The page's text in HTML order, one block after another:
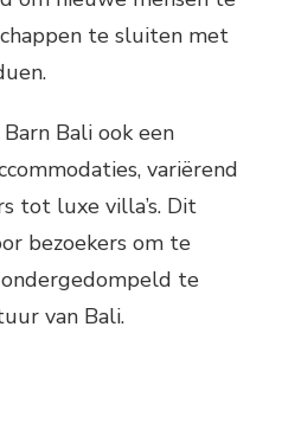
te sluiten met
Bali ook een
variërend
tot luxe villa’s. Dit
bezoekers om te
te
van Bali.